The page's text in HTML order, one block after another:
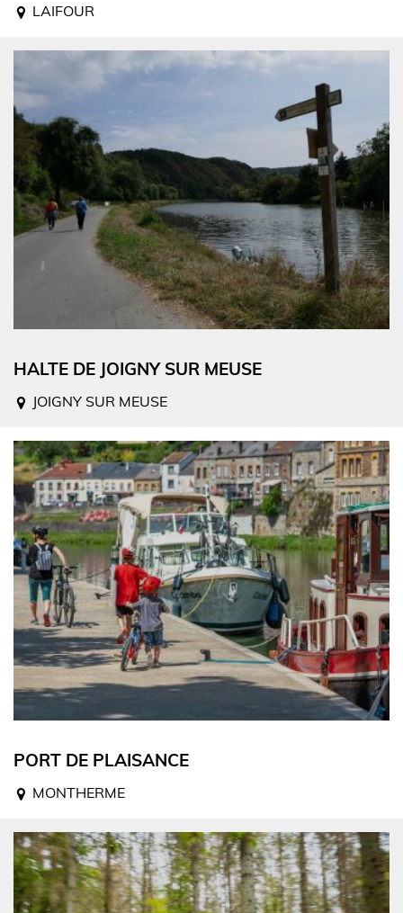
LAIFOUR
HALTE DE JOIGNY SUR MEUSE
JOIGNY SUR MEUSE
PORT DE PLAISANCE
MONTHERME